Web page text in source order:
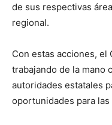
de sus respectivas
regional.
Con estas acciones, el
trabajando de la mano
autoridades estatales
oportunidades para